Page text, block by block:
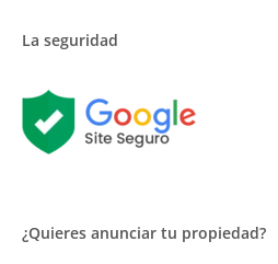
La seguridad
¿Quieres anunciar tu propiedad?